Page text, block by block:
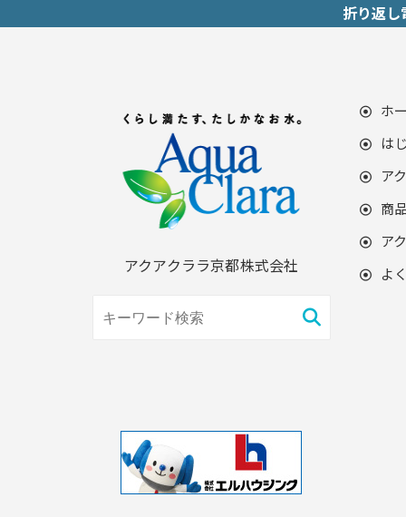
折り返し
アクアクララ京都株式会社
ホ
は
ア
商
ア
よ